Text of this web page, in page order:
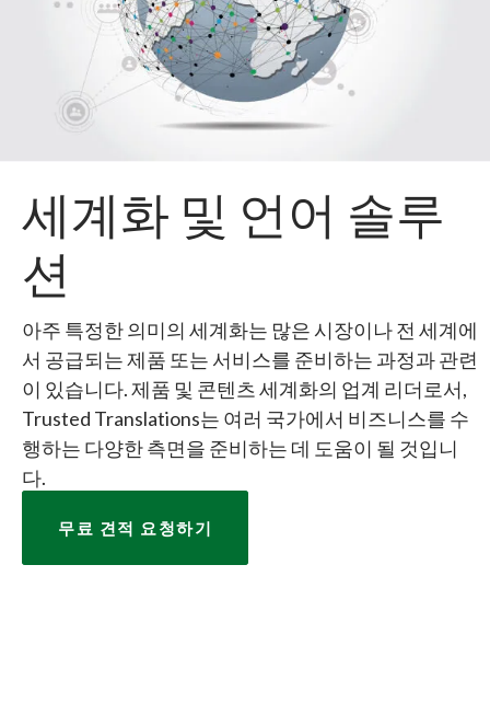
세계화 및 언어 솔루
션
아주 특정한 의미의 세계화는 많은 시장이나 전 세계에
서 공급되는 제품 또는 서비스를 준비하는 과정과 관련
이 있습니다. 제품 및 콘텐츠 세계화의 업계 리더로서,
Trusted Translations는 여러 국가에서 비즈니스를 수
행하는 다양한 측면을 준비하는 데 도움이 될 것입니
다.
무료 견적 요청하기